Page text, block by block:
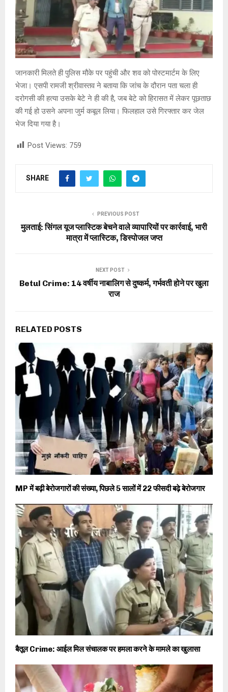
जानकारी मिलते ही पुलिस मौके पर पहुंची और शव को पोस्टमार्टम के लिए
भेजा। एसपी रामजी श्रीवास्तव ने बताया कि जांच के दौरान पता चला ही
दरोगसी की हत्या उसके बेटे ने ही की है, जब बेटे को हिरासत में लेकर पूछताछ
की गई हो उसने अपना जुर्म कबूल लिया। फिलहाल उसे गिरफ्तार कर जेल
भेज दिया गया है।
Post Views: 759
SHARE
PREVIOUS POST
मुलताई: सिंगल यूज प्लास्टिक बेचने वाले व्यापारियों पर कार्रवाई, भारी
मात्रा में प्लास्टिक, डिस्पोजल जप्त
NEXT POST
Betul Crime: 14 वर्षीय नाबालिग से दुष्‍कर्म, गर्भवती होने पर खुला
राज
RELATED POSTS
MP में बढ़ी बेरोजगारों की संख्या, पिछले 5 सालों में 22 फीसदी बढ़े बेरोजगार
बैतूल Crime: आईल मिल संचालक पर हमला करने के मामले का खुलासा